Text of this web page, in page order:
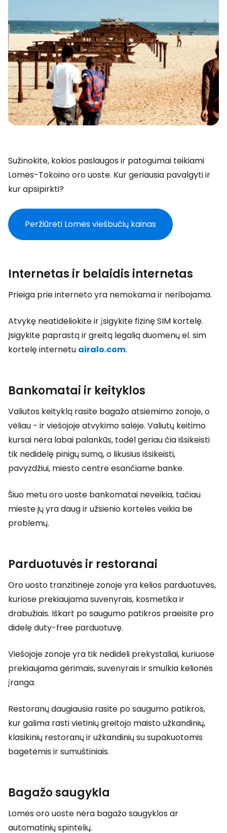
Sužinokite, kokios paslaugos ir patogumai teikiami
Lomės-Tokoino oro uoste. Kur geriausia pavalgyti ir
kur apsipirkti?
Peržiūrėti Lomės viešbučių kainas
Internetas ir belaidis internetas
Prieiga prie interneto yra nemokama ir neribojama.
Atvykę neatidėliokite ir įsigykite fizinę SIM kortelę.
Įsigykite paprastą ir greitą legalią duomenų el. sim
kortelę internetu airalo.com.
Bankomatai ir keityklos
Valiutos keityklą rasite bagažo atsiėmimo zonoje, o
vėliau - ir viešojoje atvykimo salėje. Valiutų keitimo
kursai nėra labai palankūs, todėl geriau čia išsikeisti
tik nedidelę pinigų sumą, o likusius išsikeisti,
pavyzdžiui, miesto centre esančiame banke.
Šiuo metu oro uoste bankomatai neveikia, tačiau
mieste jų yra daug ir užsienio kortelės veikia be
problemų.
Parduotuvės ir restoranai
Oro uosto tranzitinėje zonoje yra kelios parduotuvės,
kuriose prekiaujama suvenyrais, kosmetika ir
drabužiais. Iškart po saugumo patikros praeisite pro
didelęduty-free parduotuvę.
Viešojoje zonoje yra tik nedideli prekystaliai, kuriuose
prekiaujama gėrimais, suvenyrais ir smulkia kelionės
įranga.
Restoranų daugiausia rasite po saugumo patikros,
kur galima rasti vietinių greitojo maisto užkandinių,
klasikinių restoranų ir užkandinių su supakuotomis
bagetėmis ir sumuštiniais.
Bagažo saugykla
Lomės oro uoste nėra bagažo saugyklos ar
automatinių spintelių.